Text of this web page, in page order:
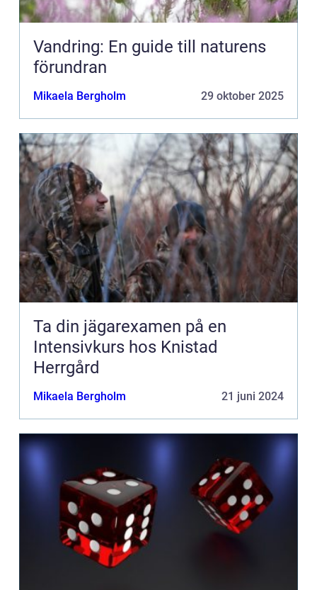
Vandring: En guide till naturens
förundran
Mikaela Bergholm 29 oktober 2025
Ta din jägarexamen på en
Intensivkurs hos Knistad
Herrgård
Mikaela Bergholm 21 juni 2024